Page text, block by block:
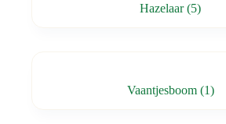
Hazelaar(5)
Vaantjesboom (1)